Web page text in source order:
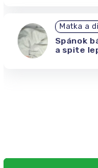
Matka a
Spánok
a spite